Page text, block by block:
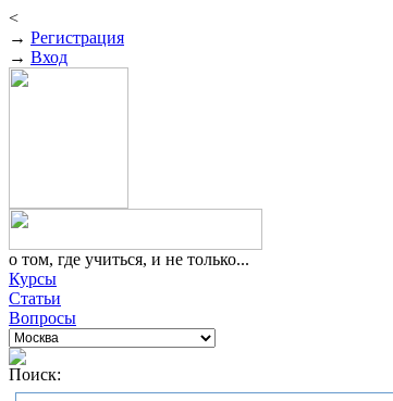
<
→ Регистрация
→ Вход
о том, где учиться, и не только...
Курсы
Статьи
Вопросы
Поиск: